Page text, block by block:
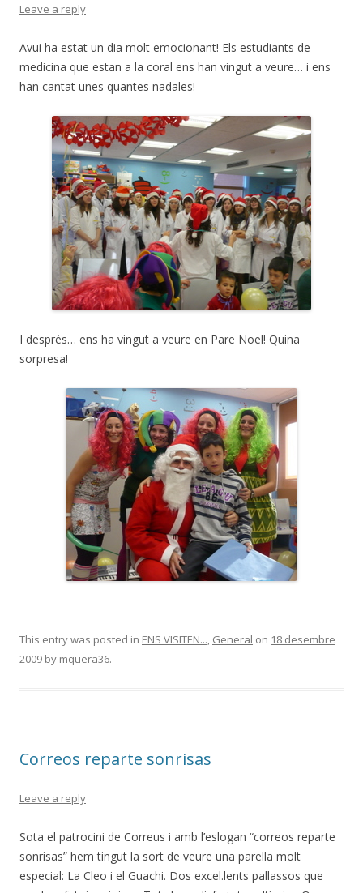
Leave a reply
Avui ha estat un dia molt emocionant! Els estudiants de
medicina que estan a la coral ens han vingut a veure… i ens
han cantat unes quantes nadales!
I després… ens ha vingut a veure en Pare Noel! Quina
sorpresa!
This entry was posted in ENS VISITEN..., General on 18 desembre
2009 by mquera36.
Correos reparte sonrisas
Leave a reply
Sota el patrocini de Correus i amb l’eslogan “correos reparte
sonrisas” hem tingut la sort de veure una parella molt
especial: La Cleo i el Guachi. Dos excel.lents pallassos que